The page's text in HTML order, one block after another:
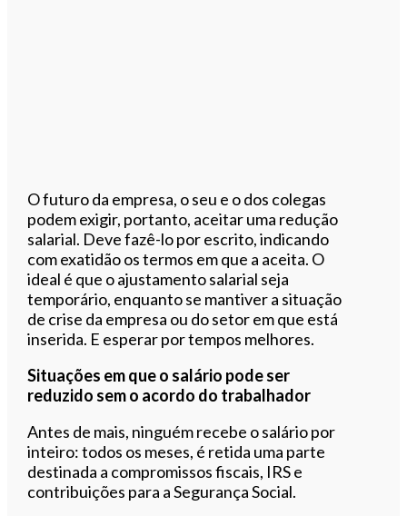
O futuro da empresa, o seu e o dos colegas
podem exigir, portanto, aceitar uma redução
salarial. Deve fazê-lo por escrito, indicando
com exatidão os termos em que a aceita. O
ideal é que o ajustamento salarial seja
temporário, enquanto se mantiver a situação
de crise da empresa ou do setor em que está
inserida. E esperar por tempos melhores.
Situações em que o salário pode ser
reduzido sem o acordo do trabalhador
Antes de mais, ninguém recebe o salário por
inteiro: todos os meses, é retida uma parte
destinada a compromissos fiscais, IRS e
contribuições para a Segurança Social.